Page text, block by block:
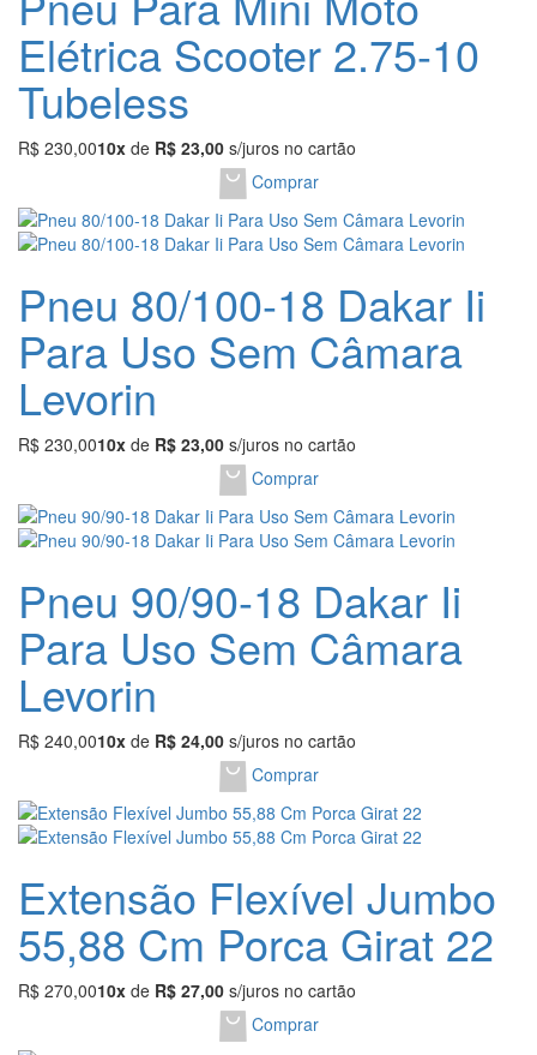
Elétrica Scooter 2.75-10
Tubeless
R$ 230,0010x de R$ 23,00 s/juros no cartão
Comprar
Pneu 80/100-18 Dakar Ii
Para Uso Sem Câmara
Levorin
R$ 230,0010x de R$ 23,00 s/juros no cartão
Comprar
Pneu 90/90-18 Dakar Ii
Para Uso Sem Câmara
Levorin
R$ 240,0010x de R$ 24,00 s/juros no cartão
Comprar
Extensão Flexível Jumbo
55,88 Cm Porca Girat 22
R$ 270,0010x de R$ 27,00 s/juros no cartão
Comprar